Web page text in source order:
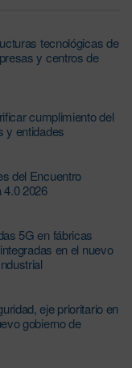
tecnológicas de
y centros de
cumplimiento del
y entidades
del Encuentro
4.0 2026
5G en fábricas
en el nuevo
eje prioritario en
gobierno de